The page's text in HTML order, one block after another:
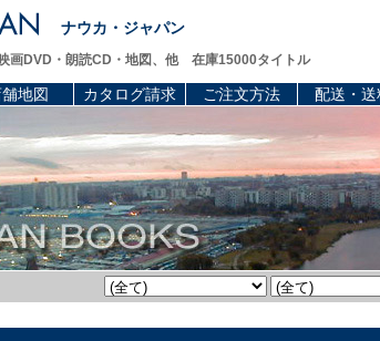
ナウカ・ジャパン
画DVD・朗読CD・地図、他 在庫15000タイトル
舗地図 カタログ請求 ご注文方法 配送・送